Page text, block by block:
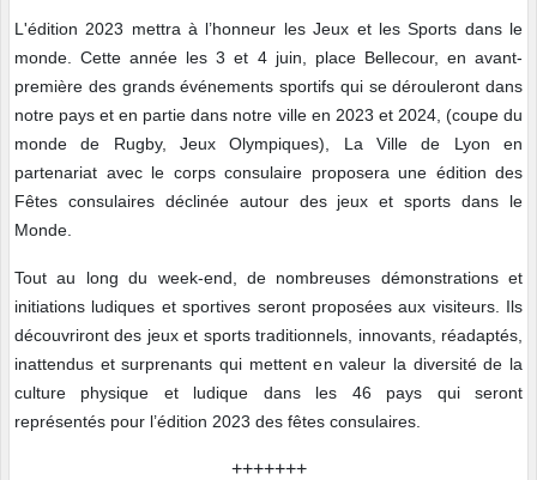
L'édition 2023 mettra à l’honneur les Jeux et les Sports dans le
monde. Cette année les 3 et 4 juin, place Bellecour, en avant-
première des grands événements sportifs qui se dérouleront dans
notre pays et en partie dans notre ville en 2023 et 2024, (coupe du
monde de Rugby, Jeux Olympiques), La Ville de Lyon en
partenariat avec le corps consulaire proposera une édition des
Fêtes consulaires déclinée autour des jeux et sports dans le
Monde.
Tout au long du week-end, de nombreuses démonstrations et
initiations ludiques et sportives seront proposées aux visiteurs. Ils
découvriront des jeux et sports traditionnels, innovants, réadaptés,
inattendus et surprenants qui mettent en valeur la diversité de la
culture physique et ludique dans les 46 pays qui seront
représentés pour l’édition 2023 des fêtes consulaires.
+++++++